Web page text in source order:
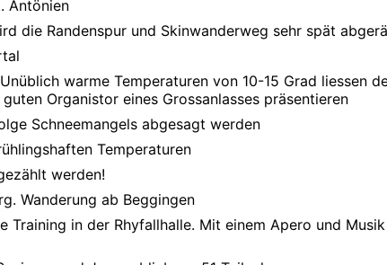
Antönien
die Randenspur und Skinwanderweg sehr spät
warme Temperaturen von 10-15 Grad liessen
Organistor eines Grossanlasses präsentieren
Schneemangels abgesagt werden
Temperaturen
werden!
Wanderung ab Beggingen
in der Rhyfallhalle. Mit einem Apero und